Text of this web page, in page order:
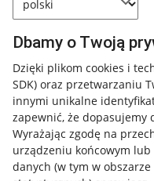
Dbamy o Twoją
Dzięki plikom cookies i
SDK) oraz przetwarzaniu
innymi unikalne
zapewnić, że dopasujemy
Wyrażając zgodę na
urządzeniu końcowym
danych (w tym w